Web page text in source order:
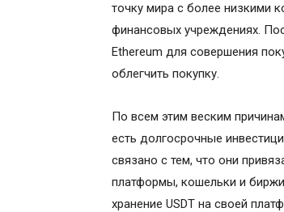
точку мира с более низкими
финансовых учреждениях.
Ethereum для совершения
облегчить покупку.
По всем этим веским
есть долгосрочные
связано с тем, что они
платформы, кошельки и
хранение USDT на своей